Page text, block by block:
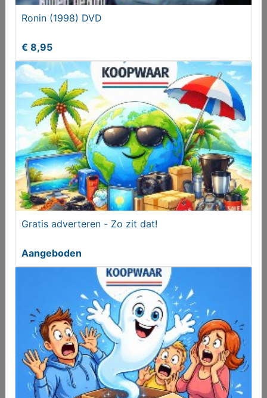
Volkswagen Golf 1.4 eHybrid GTE
€ 23750,00
Heuptas LifeVenture incl 2 bidons en OTRS rugzak
€ 34,95
Ronin (1998) DVD
€ 8,95
Gratis adverteren - Zo zit dat!
Aangeboden